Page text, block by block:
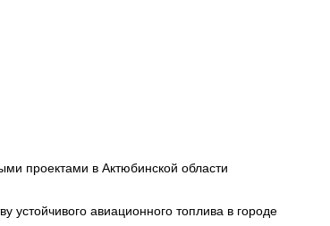
проектами в Актюбинской области
устойчивого авиационного топлива в городе